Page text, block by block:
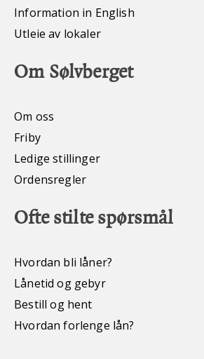
Information in English
Utleie av lokaler
Om Sølvberget
Om oss
Friby
Ledige stillinger
Ordensregler
Ofte stilte spørsmål
Hvordan bli låner?
Lånetid og gebyr
Bestill og hent
Hvordan forlenge lån?